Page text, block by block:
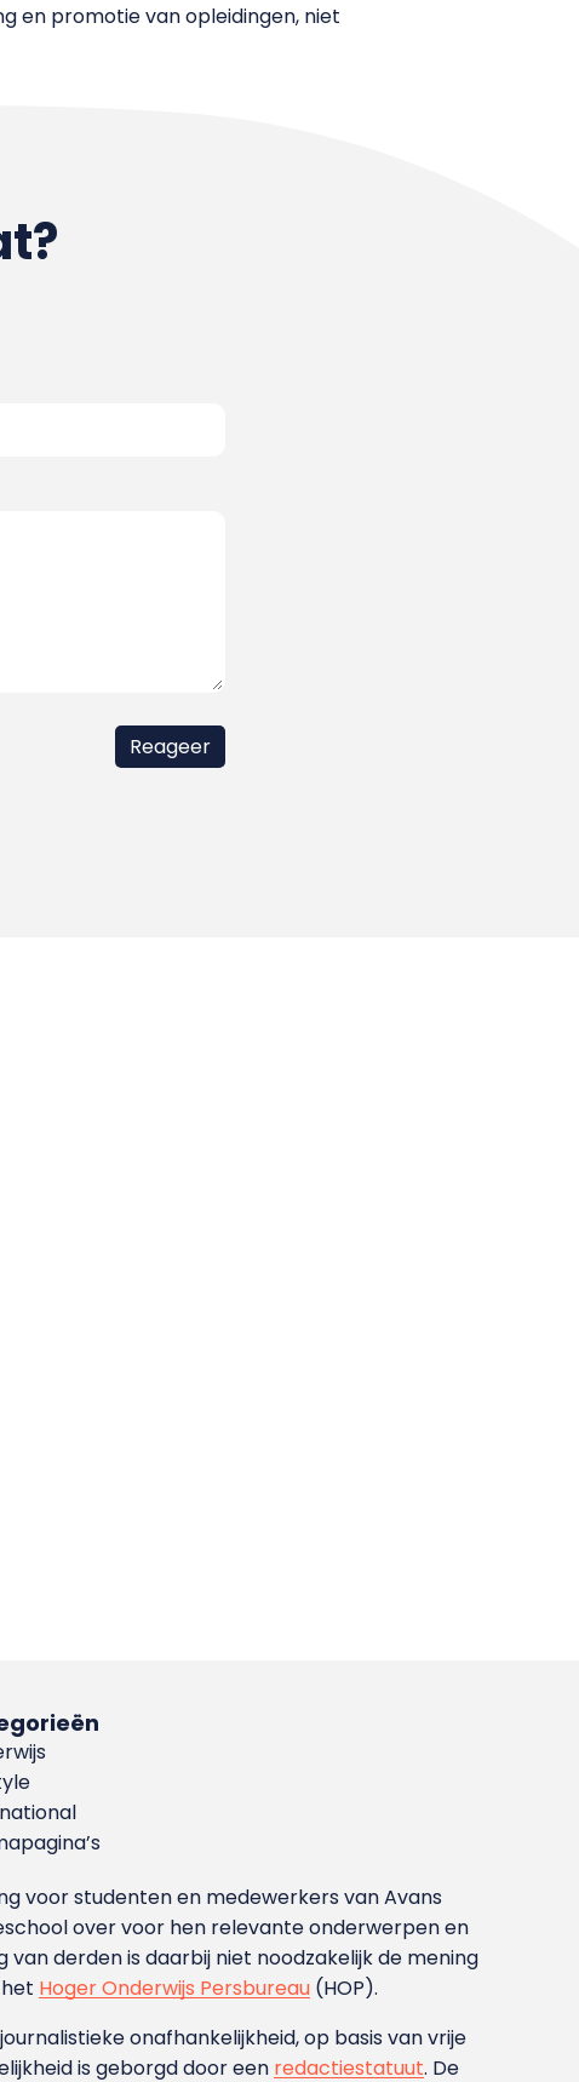
en promotie van opleidingen, niet
voor studenten en medewerkers van Avans
over voor hen relevante onderwerpen en
derden is daarbij niet noodzakelijk de mening
Hoger Onderwijs Persbureau (HOP).
onafhankelijkheid, op basis van vrije
is geborgd door een redactiestatuut. De